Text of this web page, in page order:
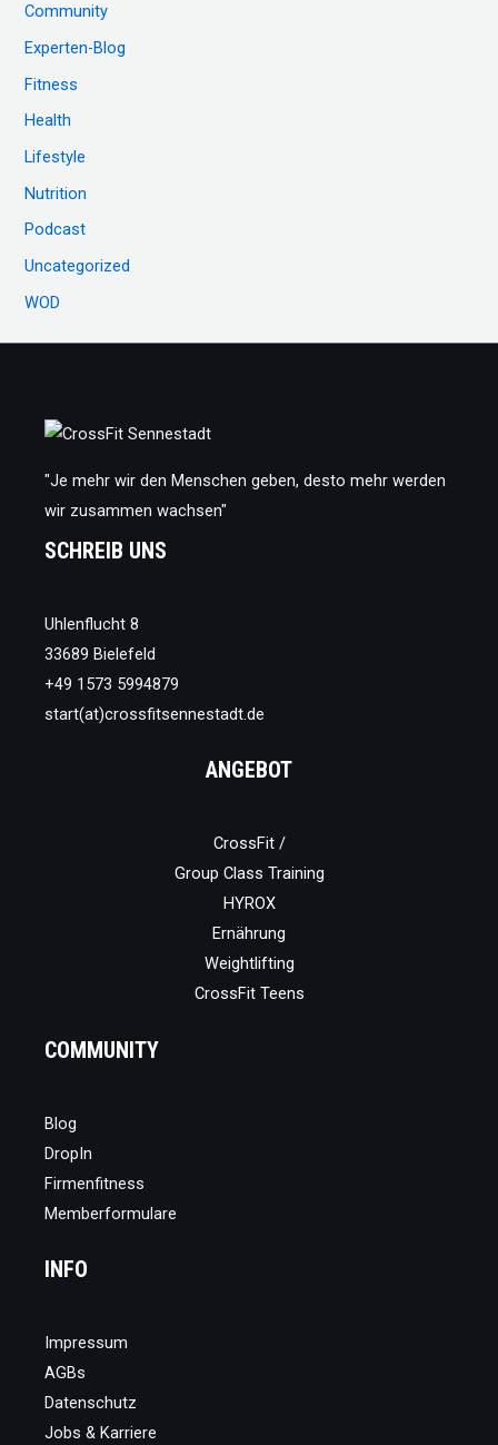
n
a
c
h
:
Community
Experten-Blog
Fitness
Health
Lifestyle
Nutrition
Podcast
Uncategorized
WOD
"Je mehr wir den Menschen geben, desto mehr werden
wir zusammen wachsen"
SCHREIB UNS
Uhlenflucht 8
33689 Bielefeld
+49 1573 5994879
start(at)crossfitsennestadt.de
ANGEBOT
CrossFit /
Group Class Training
HYROX
Ernährung
Weightlifting
CrossFit Teens
COMMUNITY
Blog
DropIn
Firmenfitness
Memberformulare
INFO
Impressum
AGBs
Datenschutz
Jobs & Karriere